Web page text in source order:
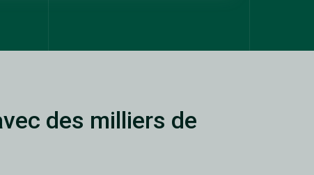
des milliers de